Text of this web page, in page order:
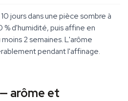
jours dans une pièce sombre à
d'humidité, puis affine en
2 semaines. L'arôme
pendant l'affinage.
arôme et